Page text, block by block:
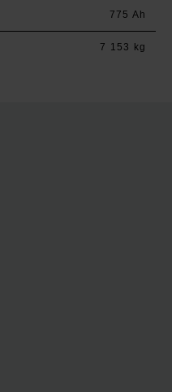
775 Ah
7 153 kg